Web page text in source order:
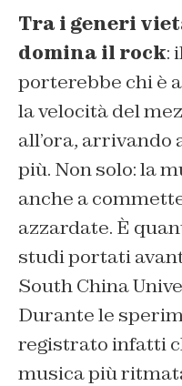
Tra i generi
domina il rock:
porterebbe chi è
la velocità del
all’ora, arrivando
più. Non solo: la
anche a
azzardate. È
studi portati
South China
Durante le
registrato infatti
musica più